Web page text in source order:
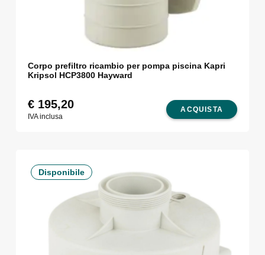
Corpo prefiltro ricambio per pompa piscina Kapri
Kripsol HCP3800 Hayward
ACQUISTA
€195,20
IVA inclusa
Disponibile